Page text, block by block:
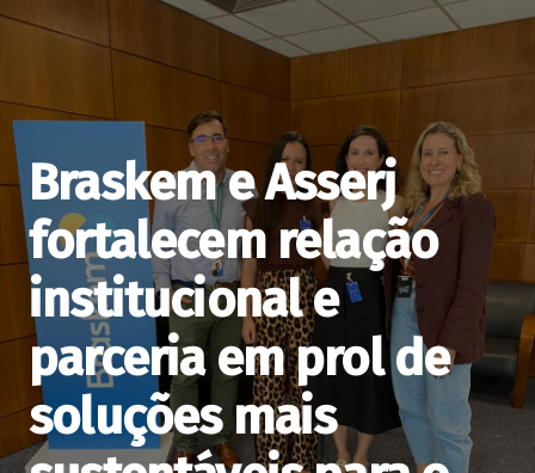
Braskem e Asserj
fortalecem relação
institucional e
parceria em prol de
soluções mais